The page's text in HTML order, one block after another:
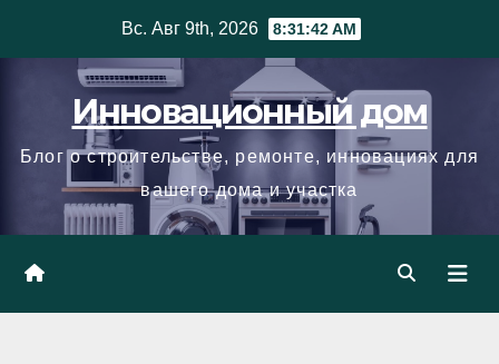
Вс. Авг 9th, 2026 8:31:43 AM
Инновационный дом
Блог о строительстве, ремонте, инновациях для
вашего дома и участка